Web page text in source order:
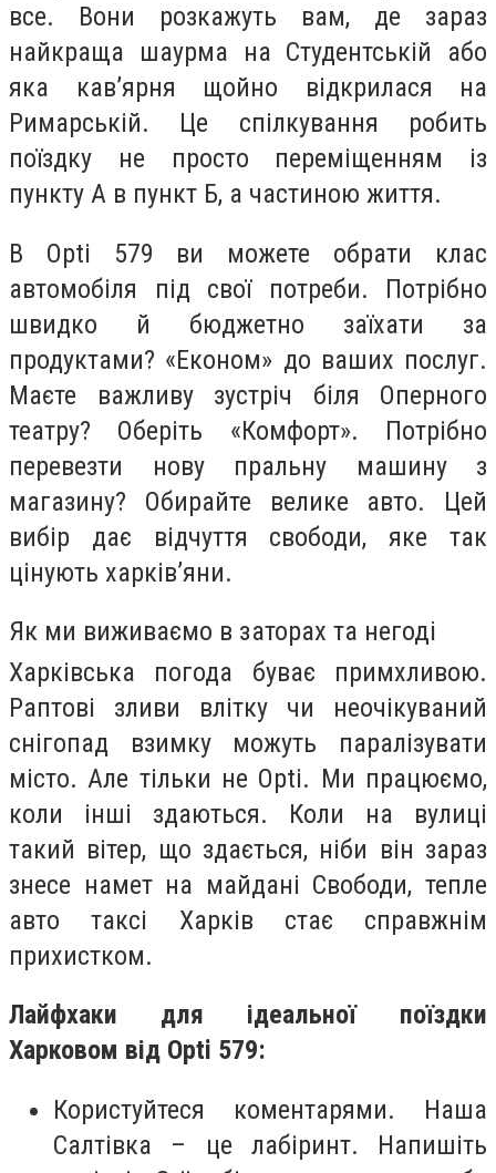
все. Вони розкажуть вам, де зараз
найкраща шаурма на Студентській або
яка кав’ярня щойно відкрилася на
Римарській. Це спілкування робить
поїздку не просто переміщенням із
пункту А в пункт Б, а частиною життя.
В Opti 579 ви можете обрати клас
автомобіля під свої потреби. Потрібно
швидко й бюджетно заїхати за
продуктами? «Економ» до ваших послуг.
Маєте важливу зустріч біля Оперного
театру? Оберіть «Комфорт». Потрібно
перевезти нову пральну машину з
магазину? Обирайте велике авто. Цей
вибір дає відчуття свободи, яке так
цінують харків’яни.
Як ми виживаємо в заторах та негоді
Харківська погода буває примхливою.
Раптові зливи влітку чи неочікуваний
снігопад взимку можуть паралізувати
місто. Але тільки не Opti. Ми працюємо,
коли інші здаються. Коли на вулиці
такий вітер, що здається, ніби він зараз
знесе намет на майдані Свободи, тепле
авто таксі Харків стає справжнім
прихистком.
Лайфхаки для ідеальної поїздки
Харковом від Opti 579:
Користуйтеся коментарями. Наша
Салтівка – це лабіринт. Напишіть